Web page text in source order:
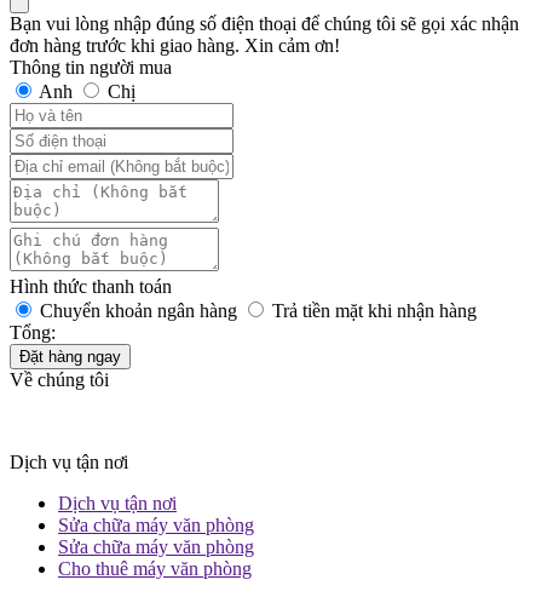
Bạn vui lòng nhập đúng số điện thoại để chúng tôi sẽ gọi xác nhận
đơn hàng trước khi giao hàng. Xin cảm ơn!
Thông tin người mua
Anh
Chị
Hình thức thanh toán
Chuyển khoản ngân hàng
Trả tiền mặt khi nhận hàng
Tổng:
Đặt hàng ngay
Về chúng tôi
Dịch vụ tận nơi
Dịch vụ tận nơi
Sửa chữa máy văn phòng
Sửa chữa máy văn phòng
Cho thuê máy văn phòng